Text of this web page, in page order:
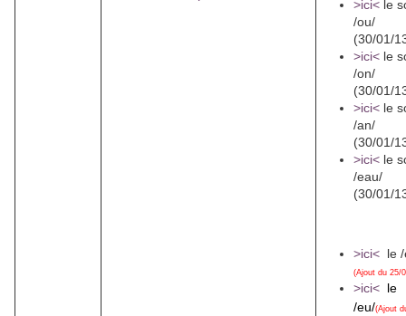
>ici< le
/ou/
(30/01/
>ici< le
/on/
(30/01/
>ici< le
/an/
(30/01/
>ici< le
/eau/
(30/01/
>ici< le
(Ajout du 25/
>ici< le
/eu/(Ajout